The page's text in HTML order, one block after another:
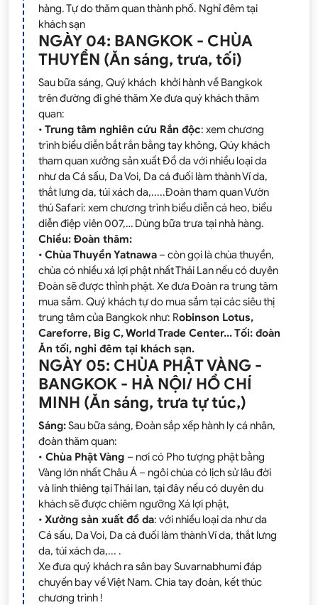
hàng. Tự do thăm quan thành phố. Nghỉ đêm tại
khách sạn
NGÀY 04: BANGKOK - CHÙA
THUYỀN (Ăn sáng, trưa, tối)
Sau bữa sáng, Quý khách khởi hành về Bangkok
trên đường đi ghé thăm Xe đưa quý khách thăm
quan:
• Trung tâm nghiên cứu Rắn độc: xem chương
trình biểu diễn bắt rắn bằng tay không, Qúy khách
tham quan xưởng sản xuất Đồ da với nhiều loại da
như da Cá sấu, Da Voi, Da cá đuối làm thành Ví da,
thắt lưng da, túi xách da,.....Đoàn tham quan Vườn
thú Safari: xem chương trình biểu diễn cá heo, biểu
diễn điệp viên 007,… Dùng bữa trưa tại nhà hàng.
Chiều: Đoàn thăm:
• Chùa Thuyền Yatnawa – còn gọi là chùa thuyền,
chùa có nhiều xá lợi phật nhất Thái Lan nếu có duyên
Đoàn sẽ được thỉnh phật. Xe đưa Đoàn ra trung tâm
mua sắm. Quý khách tự do mua sắm tại các siêu thị
trung tâm của Bangkok như: Robinson Lotus,
Careforre, Big C, World Trade Center... Tối: đoàn
Ăn tối, nghỉ đêm tại khách sạn.
NGÀY 05: CHÙA PHẬT VÀNG -
BANGKOK - HÀ NỘI/ HỒ CHÍ
MINH (Ăn sáng, trưa tự túc,)
Sáng:Sau bữa sáng, Đoàn sắp xếp hành ly‎ cá nhân,
đoàn thăm quan:
• Chùa Phật Vàng – nơi có Pho tượng phật bằng
Vàng lớn nhất Châu Á – ngôi chùa có lịch sử lâu đời
và linh thiêng tại Thái lan, tại đây nếu có duyên du
khách sẽ được chiêm ngưỡng Xá lợi phật,
• Xưởng sản xuất đồ da: với nhiều loại da như da
Cá sấu, Da Voi, Da cá đuối làm thành Ví da, thắt lưng
da, túi xách da,... .
Xe đưa quý khách ra sân bay Suvarnabhumi đáp
chuyến bay về Việt Nam. Chia tay đoàn, kết thúc
chương trình !